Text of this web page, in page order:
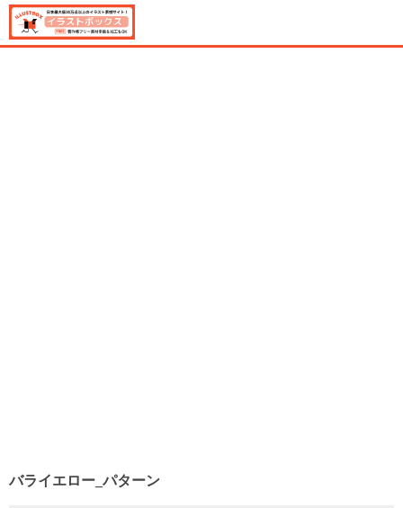
バライエロー_パターン